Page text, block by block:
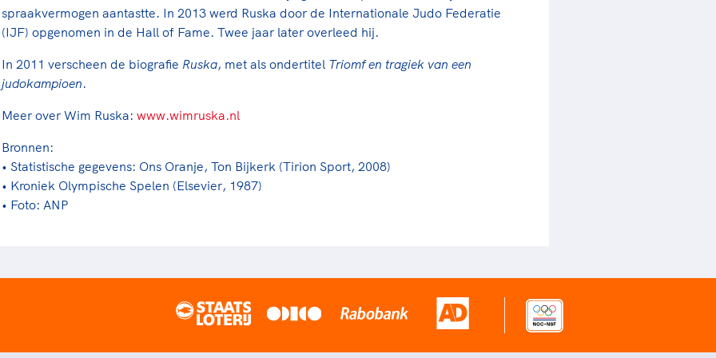
spraakvermogen aantastte. In 2013 werd Ruska door de Internationale Judo Federatie
(IJF) opgenomen in de Hall of Fame. Twee jaar later overleed hij.
In 2011 verscheen de biografie Ruska, met als ondertitel Triomf en tragiek van een
judokampioen.
Meer over Wim Ruska: www.wimruska.nl
Bronnen:
• Statistische gegevens: Ons Oranje, Ton Bijkerk (Tirion Sport, 2008)
• Kroniek Olympische Spelen (Elsevier, 1987)
• Foto: ANP